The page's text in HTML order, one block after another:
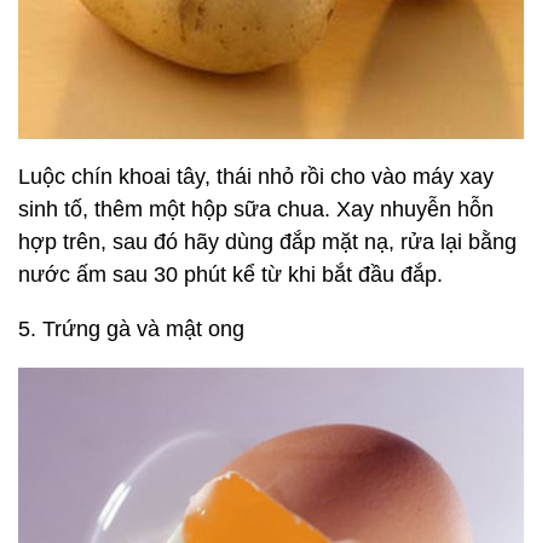
Luộc chín khoai tây, thái nhỏ rồi cho vào máy xay
sinh tố, thêm một hộp sữa chua. Xay nhuyễn hỗn
hợp trên, sau đó hãy dùng đắp mặt nạ, rửa lại bằng
nước ấm sau 30 phút kể từ khi bắt đầu đắp.
5. Trứng gà và mật ong